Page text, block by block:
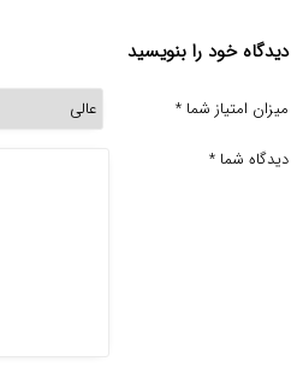
دیدگاه خود را بنویسید
میزان امتیاز شما *
دیدگاه شما *